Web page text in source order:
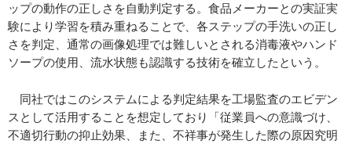
ップの動作の正しさを自動判定する。食品メーカーとの実証実
験により学習を積み重ねることで、各ステップの手洗いの正し
さを判定、通常の画像処理では難しいとされる消毒液やハンド
ソープの使用、流水状態も認識する技術を確立したという。
同社ではこのシステムによる判定結果を工場監査のエビデン
スとして活用することを想定しており「従業員への意識づけ、
不適切行動の抑止効果、また、不祥事が発生した際の原因究明